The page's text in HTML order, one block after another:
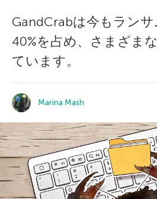
GandCrabは今もラン
40%を占め、さまざま
ています。
Marina Mash